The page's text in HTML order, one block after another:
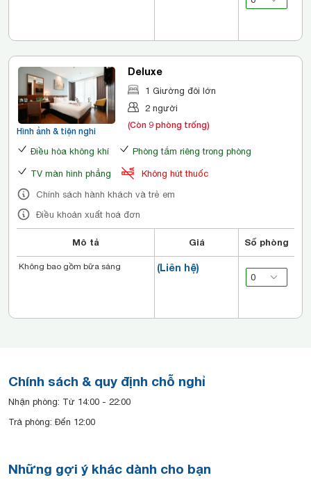
Hình ảnh & tiện nghi
Deluxe
1 Giường đôi lớn
2 người
(Còn 9 phòng trống)
Điều hòa không khí Phòng tắm riêng trong phòng
TV màn hình phẳng
Không hút thuốc
Chính sách hành khách và trẻ em
Điều khoản xuất hoá đơn
Mô tả Giá Số phòng
(Liên hệ)
Không bao gồm bữa sáng
Chính sách & quy định chỗ nghỉ
Nhận phòng: Từ 14:00 - 22:00
Trả phòng: Đến 12:00
Những gợi ý khác dành cho bạn